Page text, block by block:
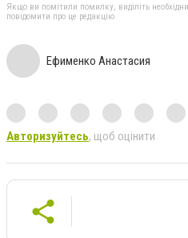
Якщо ви помітили помилку, виділіть
повідомити про це редакцію
Ефименко Анастасия
Авторизуйтесь, щоб оцінити